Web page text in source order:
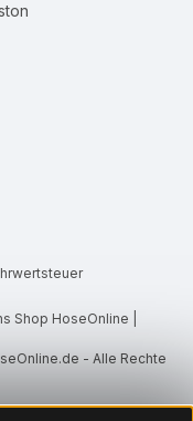
Shop HoseOnline |
- Alle Rechte